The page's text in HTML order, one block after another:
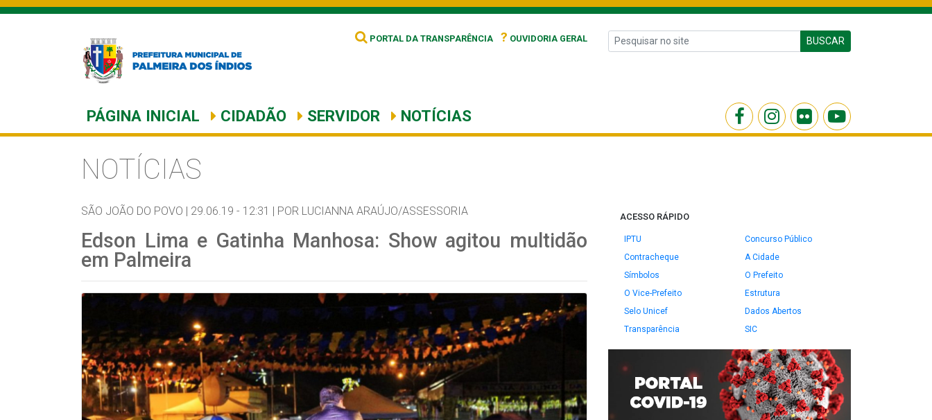
PORTAL DA TRANSPARÊNCIA ? OUVIDORIA GERAL BUSCAR
PÁGINA INICIAL CIDADÃO SERVIDOR NOTÍCIAS
NOTÍCIAS
SÃO JOÃO DO POVO | 29.06.19 - 12:31 | POR LUCIANNA ARAÚJO/ASSESSORIA
Edson Lima e Gatinha Manhosa: Show agitou multidão
em Palmeira
ACESSO RÁPIDO
IPTU
Concurso Público
Contracheque
A Cidade
Símbolos
O Prefeito
O Vice-Prefeito
Estrutura
Selo Unicef
Dados Abertos
Transparência
SIC